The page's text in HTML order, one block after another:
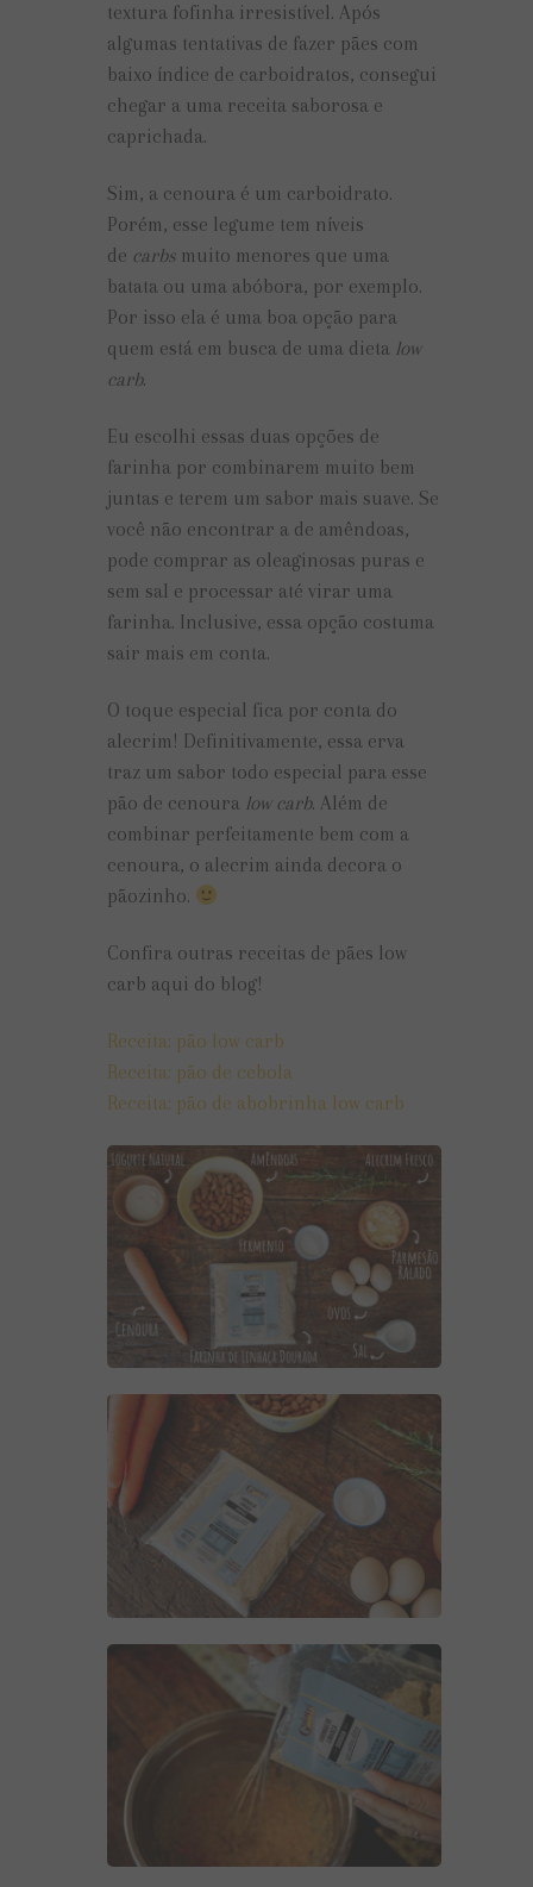
textura fofinha irresistível. Após
algumas tentativas de fazer pães com
baixo índice de carboidratos, consegui
chegar a uma receita saborosa e
caprichada.
Sim, a cenoura é um carboidrato.
Porém, esse legume tem níveis
de carbs muito menores que uma
batata ou uma abóbora, por exemplo.
Por isso ela é uma boa opção para
quem está em busca de uma dieta low
carb.
Eu escolhi essas duas opções de
farinha por combinarem muito bem
juntas e terem um sabor mais suave. Se
você não encontrar a de amêndoas,
pode comprar as oleaginosas puras e
sem sal e processar até virar uma
farinha. Inclusive, essa opção costuma
sair mais em conta.
O toque especial fica por conta do
alecrim! Definitivamente, essa erva
traz um sabor todo especial para esse
pão de cenoura low carb. Além de
combinar perfeitamente bem com a
cenoura, o alecrim ainda decora o
pãozinho.
Confira outras receitas de pães low
carb aqui do blog!
Receita: pão low carb
Receita: pão de cebola
Receita: pão de abobrinha low carb